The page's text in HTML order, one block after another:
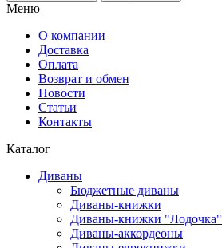
Меню
О компании
Доставка
Оплата
Возврат и обмен
Новости
Статьи
Контакты
Каталог
Диваны
Бюджетные диваны
Диваны-книжки
Диваны-книжки "Лодочка"
Диваны-аккордеоны